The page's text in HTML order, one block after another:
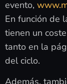
evento,
En función de
tienen un
tanto en la
del ciclo.
Además,